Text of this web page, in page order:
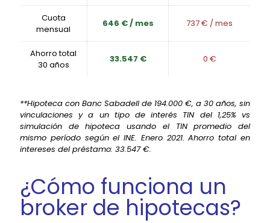
Cuota
mensual
646 € / mes 737 € / mes
Ahorro total
30 años
33.547 € 0 €
**Hipoteca con Banc Sabadell de 194.000 €, a 30 años, sin
vinculaciones y a un tipo de interés TIN del 1,25% vs
simulación de hipoteca usando el TIN promedio del
mismo período según el INE. Enero 2021. Ahorro total en
intereses del préstamo: 33.547 €.
¿Cómo funciona un
broker de hipotecas?